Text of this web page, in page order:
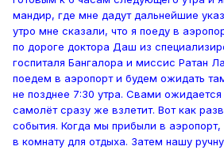
мандир, где мне дадут дальнейшие
утро мне сказали, что я поеду в
по дороге доктора Даш из
госпиталя Бангалора и миссис Ратан
поедем в аэропорт и будем ожидать
не позднее 7:30 утра. Свами ожидается
самолёт сразу же взлетит. Вот как
события. Когда мы прибыли в
в комнату для отдыха. Затем нашу